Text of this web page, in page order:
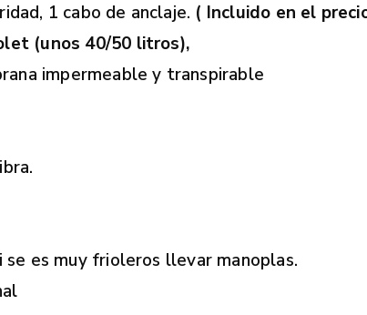
1 cabo de anclaje. ( Incluido en el
(unos 40/50 litros),
impermeable y transpirable
es muy frioleros llevar manoplas.